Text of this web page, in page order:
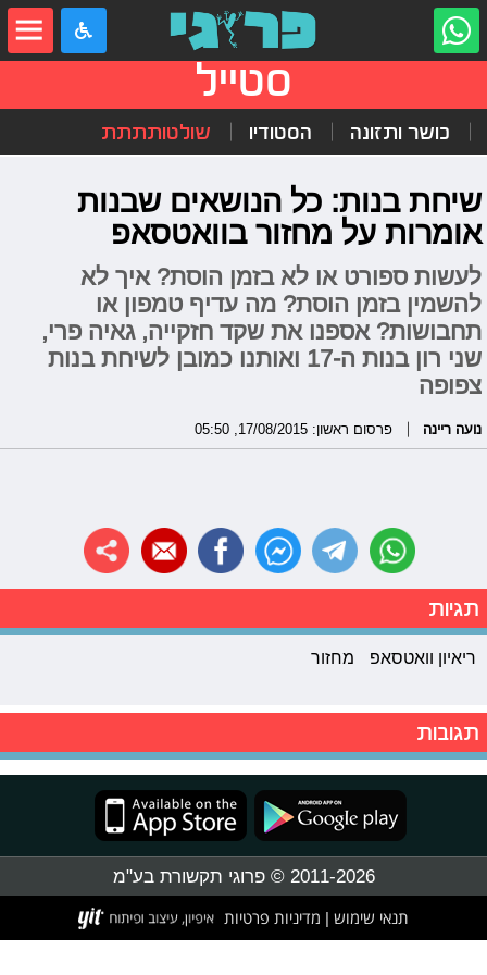
סטייל
כושר ותזונה הסטודיו שולטותתתת
שיחת בנות: כל הנושאים שבנות
אומרות על מחזור בוואטסאפ
לעשות ספורט או לא בזמן הוסת? איך לא
להשמין בזמן הוסת? מה עדיף טמפון או
תחבושות? אספנו את שקד חזקייה, גאיה פרי,
שני רון בנות ה-17 ואותנו כמובן לשיחת בנות
צפופה
נועה ריינה פרסום ראשון: 17/08/2015, 05:50
תגיות
ריאיון וואטסאפ מחזור
תגובות
2011-2026 © פרוגי תקשורת בע"מ
תנאי שימוש מדיניות פרטיות